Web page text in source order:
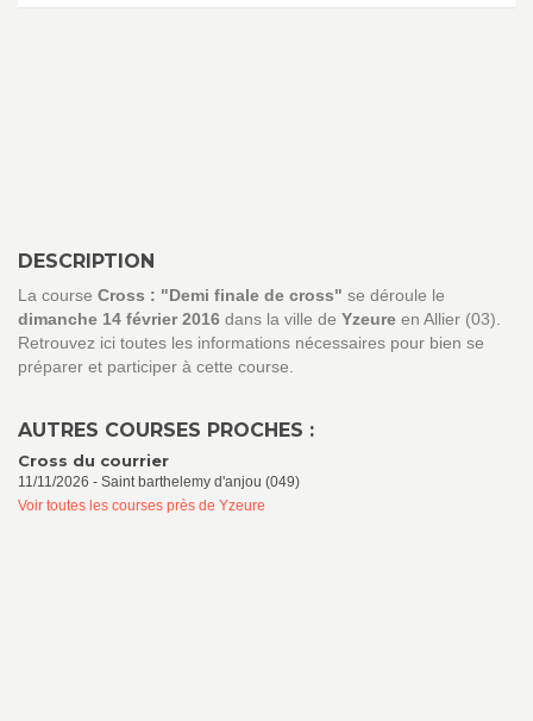
DESCRIPTION
La course Cross : "Demi finale de cross" se déroule le
dimanche 14 février 2016 dans la ville de Yzeure en Allier (03).
Retrouvez ici toutes les informations nécessaires pour bien se
préparer et participer à cette course.
AUTRES COURSES PROCHES :
Cross du courrier
11/11/2026 - Saint barthelemy d'anjou (049)
Voir toutes les courses près de Yzeure